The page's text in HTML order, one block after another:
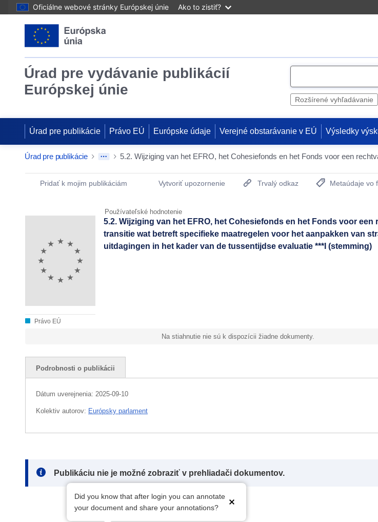
Oficiálne webové stránky Európskej únie Ako to zistiť?
Úrad pre vydávanie publikácií
Európskej únie
e
Rozšírené vyhľadávanie
Úrad pre publikácie Právo EÚ Európske údaje Verejné obstarávanie v EÚ Výsledky
Úrad pre publikácie
Publication Detail Actions Portlet
Pridať k mojim publikáciám Vytvoriť upozornenie Trvalý odkaz
Metaúdaje vo
Používateľské hodnotenie
Právo EÚ
5.2. Wijziging van het EFRO, het Cohesiefonds en het Fonds voor een
transitie wat betreft specifieke maatregelen voor het aanpakken van
uitdagingen in het kader van de tussentijdse evaluatie ***I (stemming)
Na stiahnutie nie sú k dispozícii žiadne dokumenty.
Podrobnosti o publikácii
Dátum uverejnenia: 2025-09-10
Kolektiv autorov: Európsky parlament
Note:
Publikáciu nie je možné zobraziť v prehliadači dokumentov.
Did you know that after login you can annotate
your document and share your annotations?